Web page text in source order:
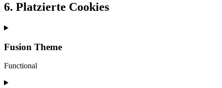
6. Platzierte Cookies
Fusion Theme
Functional
Consent